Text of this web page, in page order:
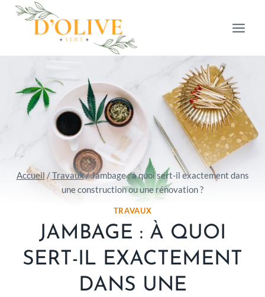
Aller
Accueil /Travaux/Jambage : à quoi sert-il exactement dans
une construction ou une rénovation ?
TRAVAUX
JAMBAGE : À QUOI
SERT-IL EXACTEMENT
DANS UNE